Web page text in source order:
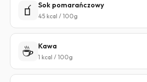
🧃 Sok pomarańczowy
45 kcal / 100g
☕ Kawa
1 kcal / 100g